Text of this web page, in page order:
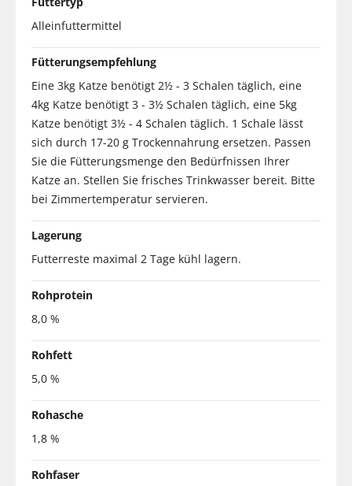
Alleinfuttermittel
Fütterungsempfehlung
Eine 3kg Katze benötigt 2½ - 3 Schalen täglich, eine
4kg Katze benötigt 3 - 3½ Schalen täglich, eine 5kg
Katze benötigt 3½ - 4 Schalen täglich. 1 Schale lässt
sich durch 17-20 g Trockennahrung ersetzen. Passen
Sie die Fütterungsmenge den Bedürfnissen Ihrer
Katze an. Stellen Sie frisches Trinkwasser bereit. Bitte
bei Zimmertemperatur servieren.
Lagerung
Futterreste maximal 2 Tage kühl lagern.
Rohprotein
8,0 %
Rohfett
5,0 %
Rohasche
1,8 %
Rohfaser